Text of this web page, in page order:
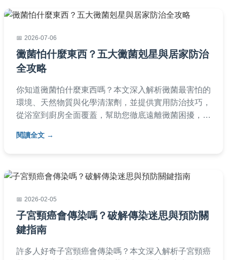
2026-07-06
黴菌怕什麼東西？五大黴菌剋星與居家防治
全攻略
你知道黴菌怕什麼東西嗎？本文深入解析黴菌最害怕的
環境、天然物質與化學清潔劑，並提供實用防治技巧，
從浴室到廚房全面覆蓋，幫助您徹底遠離黴菌困擾，打
閱讀全文
2026-02-05
子宮頸癌會傳染嗎？破解傳染迷思與預防關
鍵指南
許多人好奇子宮頸癌會傳染嗎？本文深入解析子宮頸癌